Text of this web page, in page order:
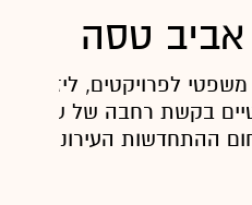
טסה
לפרויקטים, ליזמים,
בקשת רחבה של
ההתחדשות העירונית